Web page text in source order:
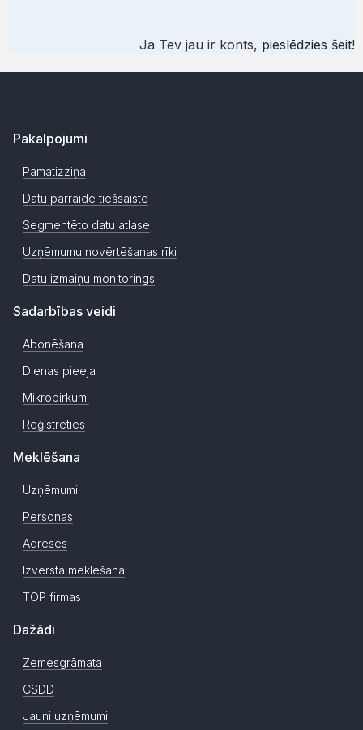
Ja Tev jau ir konts, pieslēdzies šeit!
Pakalpojumi
Pamatizziņa
Datu pārraide tiešsaistē
Segmentēto datu atlase
Uzņēmumu novērtēšanas rīki
Datu izmaiņu monitorings
Sadarbības veidi
Abonēšana
Dienas pieeja
Mikropirkumi
Reģistrēties
Meklēšana
Uzņēmumi
Personas
Adreses
Izvērstā meklēšana
TOP firmas
Dažādi
Zemesgrāmata
CSDD
Jauni uzņēmumi